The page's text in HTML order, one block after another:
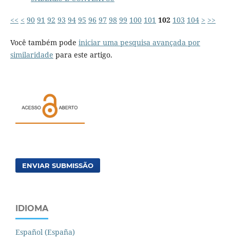
<< < 90 91 92 93 94 95 96 97 98 99 100 101 102 103 104 > >>
Você também pode iniciar uma pesquisa avançada por
similaridade para este artigo.
ENVIAR SUBMISSÃO
IDIOMA
Español (España)